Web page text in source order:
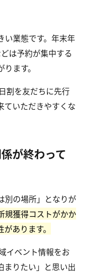
い業態です。年末年
は予約が集中する
ます。
割を友だちに先行
ていただきやすくな
が終わって
別の場所」となりが
規獲得コストがかか
あります。
イベント情報をお
まりたい」と思い出